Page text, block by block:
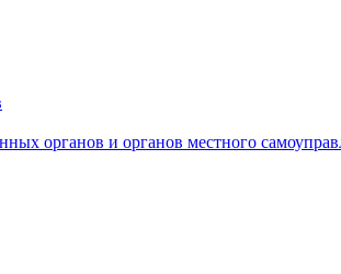
органов и органов местного